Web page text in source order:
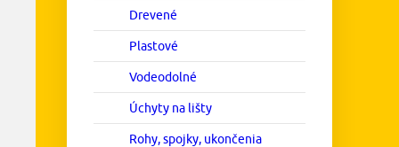
Drevené
Plastové
Vodeodolné
Úchyty na lišty
Rohy, spojky, ukončenia